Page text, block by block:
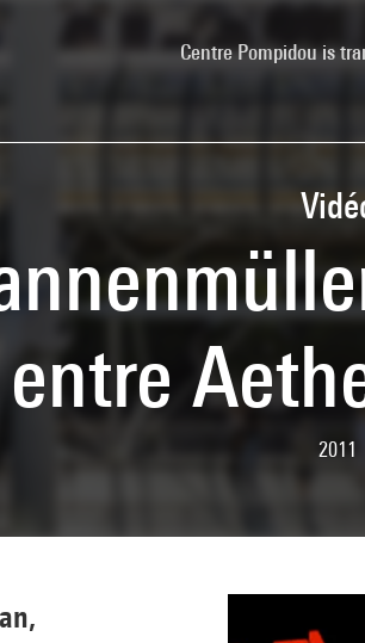
Centre Pompidou is
entre
2011